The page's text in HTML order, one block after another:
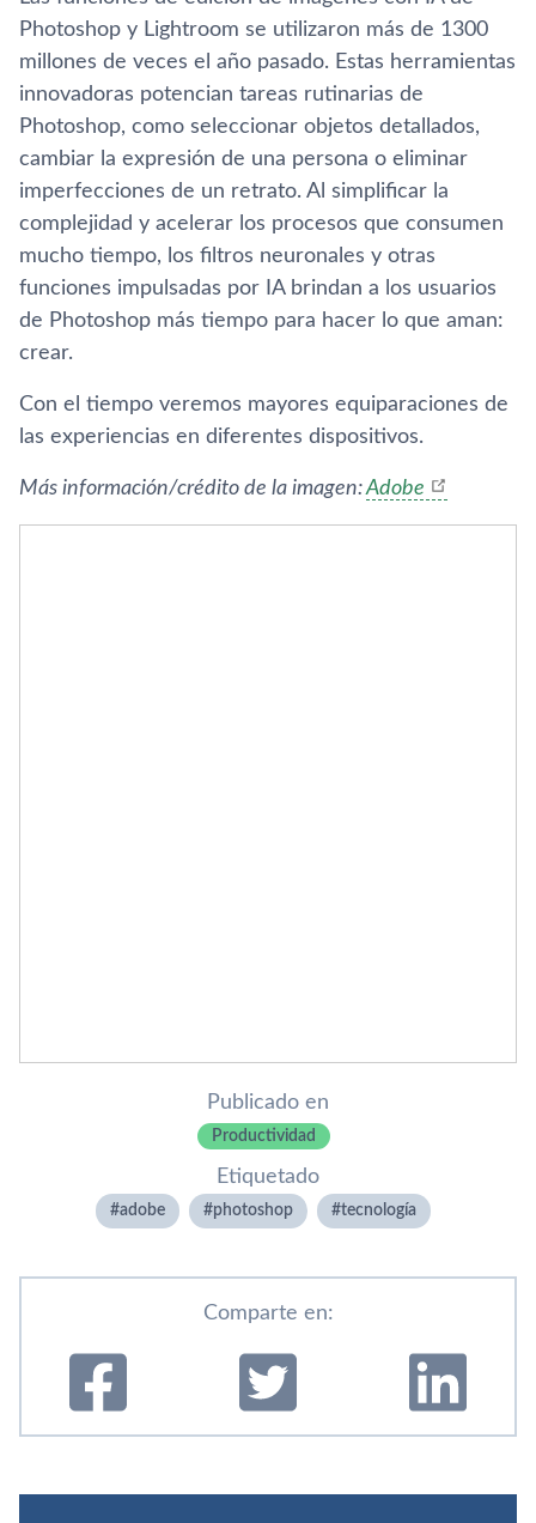
Photoshop y Lightroom se utilizaron más de 1300
millones de veces el año pasado. Estas herramientas
innovadoras potencian tareas rutinarias de
Photoshop, como seleccionar objetos detallados,
cambiar la expresión de una persona o eliminar
imperfecciones de un retrato. Al simplificar la
complejidad y acelerar los procesos que consumen
mucho tiempo, los filtros neuronales y otras
funciones impulsadas por IA brindan a los usuarios
de Photoshop más tiempo para hacer lo que aman:
crear.
Con el tiempo veremos mayores equiparaciones de
las experiencias en diferentes dispositivos.
Más información/crédito de la imagen:Adobe
Publicado en
Productividad
Etiquetado
adobe photoshop tecnologí­a
Comparte en: